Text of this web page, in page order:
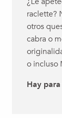
raclette?
otros
cabra o
o incluso
Hay